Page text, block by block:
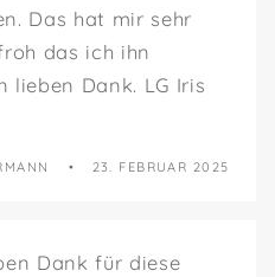
Das hat mir sehr
das ich ihn
lieben Dank. LG Iris
23. FEBRUAR 2025
Dank für diese